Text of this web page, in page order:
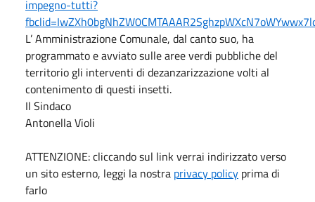
impegno-tutti?
L’ Amministrazione Comunale, dal canto suo, ha
programmato e avviato sulle aree verdi pubbliche del
territorio gli interventi di dezanzarizzazione volti al
contenimento di questi insetti.
Il Sindaco
Antonella Violi
ATTENZIONE: cliccando sul link verrai indirizzato verso
un sito esterno, leggi la nostra privacy policy prima di
farlo